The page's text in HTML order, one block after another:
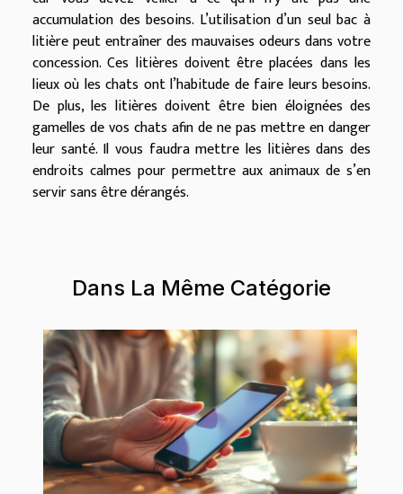
accumulation des besoins. L’utilisation d’un seul bac à
litière peut entraîner des mauvaises odeurs dans votre
concession. Ces litières doivent être placées dans les
lieux où les chats ont l’habitude de faire leurs besoins.
De plus, les litières doivent être bien éloignées des
gamelles de vos chats afin de ne pas mettre en danger
leur santé. Il vous faudra mettre les litières dans des
endroits calmes pour permettre aux animaux de s’en
servir sans être dérangés.
Dans La Même Catégorie